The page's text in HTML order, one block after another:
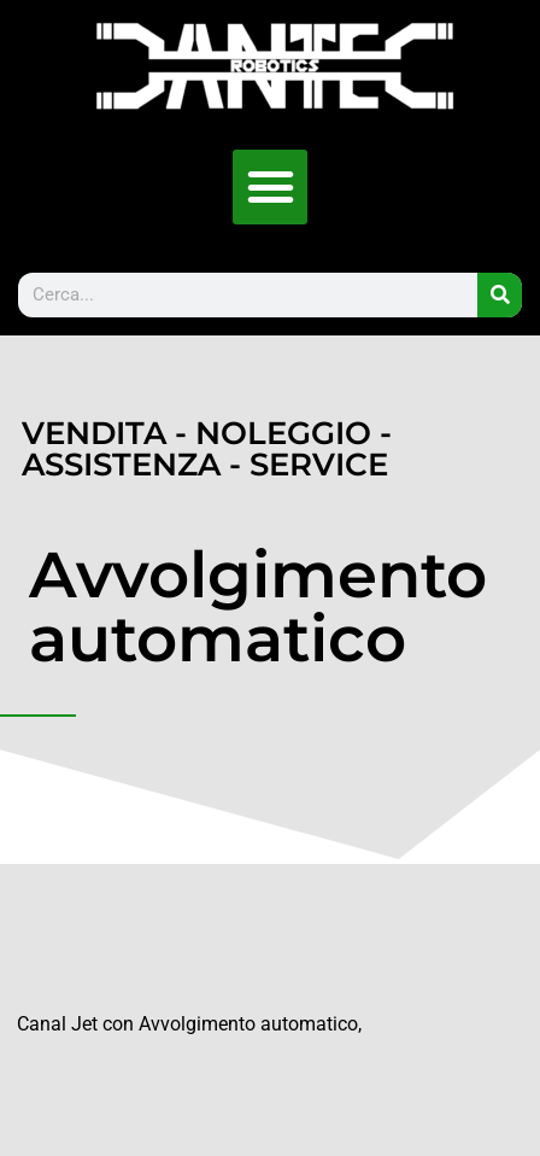
VENDITA - NOLEGGIO -
ASSISTENZA - SERVICE
Avvolgimento
automatico
Canal Jet con Avvolgimento automatico,